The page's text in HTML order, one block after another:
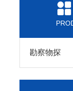
勘察物探